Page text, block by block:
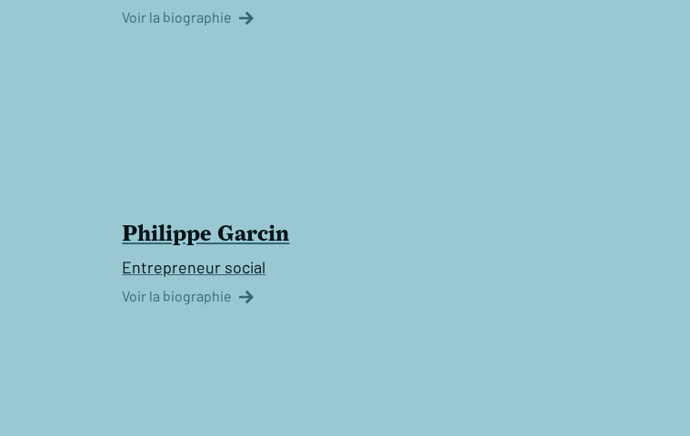
Voir la biographie
Philippe Garcin
Entrepreneur social
Voir la biographie